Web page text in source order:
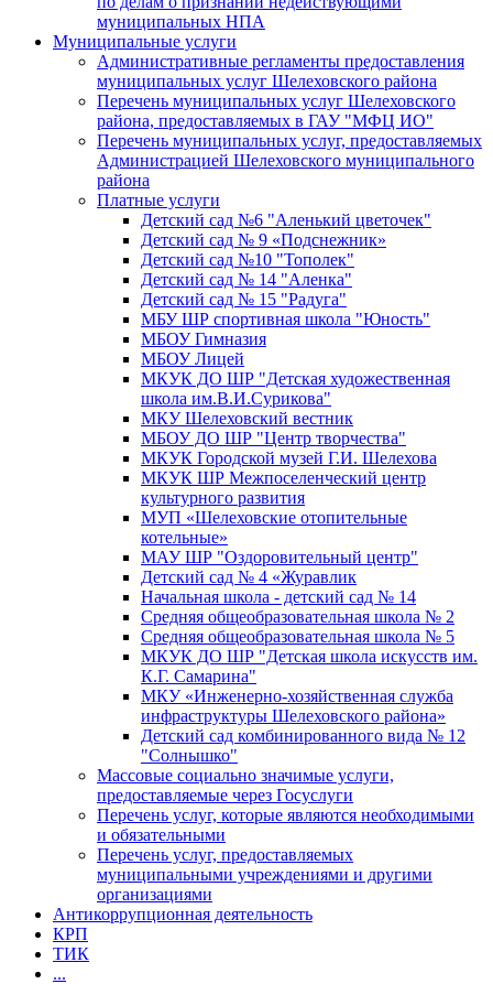
муниципальных НПА
Муниципальные услуги
Административные регламенты предоставления
муниципальных услуг Шелеховского района
Перечень муниципальных услуг Шелеховского
района, предоставляемых в ГАУ "МФЦ ИО"
Перечень муниципальных услуг, предоставляемых
Администрацией Шелеховского муниципального
района
Платные услуги
Детский сад №6 "Аленький цветочек"
Детский сад № 9 «Подснежник»
Детский сад №10 "Тополек"
Детский сад № 14 "Аленка"
Детский сад № 15 "Радуга"
МБУ ШР спортивная школа "Юность"
МБОУ Гимназия
МБОУ Лицей
МКУК ДО ШР "Детская художественная
школа им.В.И.Сурикова"
МКУ Шелеховский вестник
МБОУ ДО ШР "Центр творчества"
МКУК Городской музей Г.И. Шелехова
МКУК ШР Межпоселенческий центр
культурного развития
МУП «Шелеховские отопительные
котельные»
МАУ ШР "Оздоровительный центр"
Детский сад № 4 «Журавлик
Начальная школа - детский сад № 14
Средняя общеобразовательная школа № 2
Средняя общеобразовательная школа № 5
МКУК ДО ШР "Детская школа искусств им.
К.Г. Самарина"
МКУ «Инженерно-хозяйственная служба
инфраструктуры Шелеховского района»
Детский сад комбинированного вида № 12
"Солнышко"
Массовые социально значимые услуги,
предоставляемые через Госуслуги
Перечень услуг, которые являются необходимыми
и обязательными
Перечень услуг, предоставляемых
муниципальными учреждениями и другими
организациями
Антикоррупционная деятельность
КРП
ТИК
...